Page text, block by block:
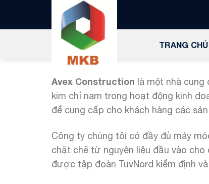
TRANG CHỦ
Avex Construction là một nhà
kim chỉ nam trong hoạt động kinh
để cung cấp cho khách hàng các
Công ty chúng tôi có đầy đủ máy
chặt chẽ từ nguyên liệu đầu vào
được tập đoàn TuvNord kiểm định